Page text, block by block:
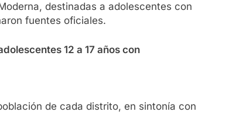
destinadas a adolescentes con
fuentes oficiales.
12 a 17 años con
de cada distrito, en sintonía con